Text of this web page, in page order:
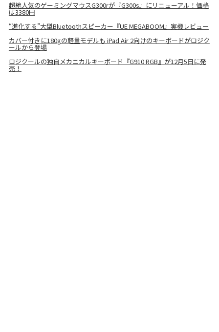
超絶人気のゲーミングマウスG300rが『G300s』にリニューアル！価格
は3380円
“進化する”大型Bluetoothスピーカー『UE MEGABOOM』実機レビュー
カバー付きに180gの軽量モデルも iPad Air 2向けのキーボードがロジク
ールから登場
ロジクールの独自メカニカルキーボード『G910 RGB』が12月5日に発
売！